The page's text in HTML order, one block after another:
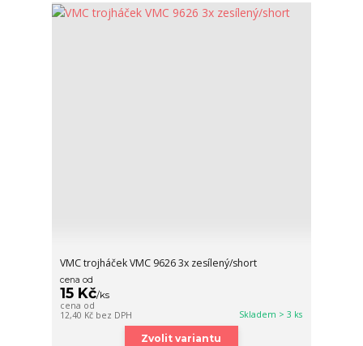
VMC trojháček VMC 9626 3x zesílený/short
cena od
15 Kč/ks
cena od
12,40 Kč bez DPH Skladem > 3 ks
Zvolit variantu